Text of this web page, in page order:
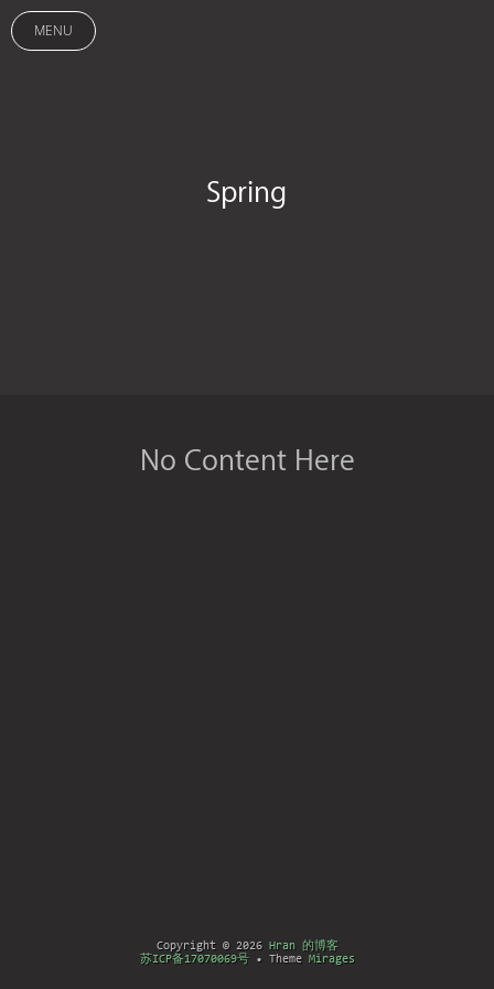
MENU
Spring
No Content Here
Copyright © 2026
Hran 的博客
苏ICP备17070069号• Theme Mirages